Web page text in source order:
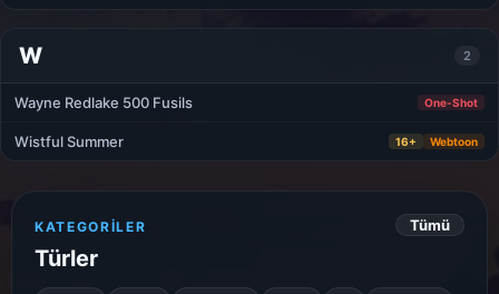
W 2
Wayne Redlake 500 Fusils One-Shot
Wistful Summer 16+ Webtoon
KATEGORILER
Türler
Tümü